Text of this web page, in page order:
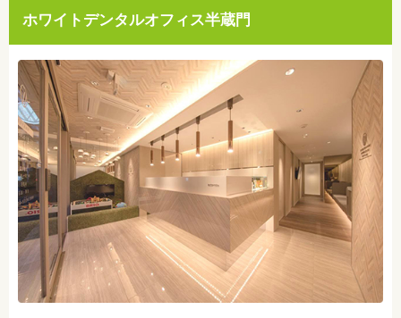
ホワイトデンタルオフィス半蔵門